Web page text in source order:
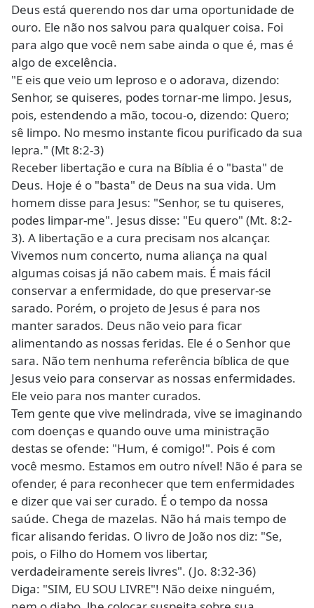
Deus está querendo nos dar uma oportunidade de
ouro. Ele não nos salvou para qualquer coisa. Foi
para algo que você nem sabe ainda o que é, mas é
algo de excelência.
"E eis que veio um leproso e o adorava, dizendo:
Senhor, se quiseres, podes tornar-me limpo. Jesus,
pois, estendendo a mão, tocou-o, dizendo: Quero;
sê limpo. No mesmo instante ficou purificado da sua
lepra." (Mt 8:2-3)
Receber libertação e cura na Bíblia é o "basta" de
Deus. Hoje é o "basta" de Deus na sua vida. Um
homem disse para Jesus: "Senhor, se tu quiseres,
podes limpar-me". Jesus disse: "Eu quero" (Mt. 8:2-
3). A libertação e a cura precisam nos alcançar.
Vivemos num concerto, numa aliança na qual
algumas coisas já não cabem mais. É mais fácil
conservar a enfermidade, do que preservar-se
sarado. Porém, o projeto de Jesus é para nos
manter sarados. Deus não veio para ficar
alimentando as nossas feridas. Ele é o Senhor que
sara. Não tem nenhuma referência bíblica de que
Jesus veio para conservar as nossas enfermidades.
Ele veio para nos manter curados.
Tem gente que vive melindrada, vive se imaginando
com doenças e quando ouve uma ministração
destas se ofende: "Hum, é comigo!". Pois é com
você mesmo. Estamos em outro nível! Não é para se
ofender, é para reconhecer que tem enfermidades
e dizer que vai ser curado. É o tempo da nossa
saúde. Chega de mazelas. Não há mais tempo de
ficar alisando feridas. O livro de João nos diz: "Se,
pois, o Filho do Homem vos libertar,
verdadeiramente sereis livres". (Jo. 8:32-36)
Diga: "SIM, EU SOU LIVRE"! Não deixe ninguém,